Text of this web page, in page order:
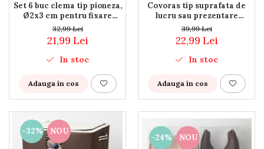
Set 6 buc clema tip pioneza,
Ø2x3 cm pentru fixare
plapuma, pilota, draperie,
perdea, prosop; previne
alunecarea articolelor de
imbracaminte organizate
pe umeras
32,99 Lei
21,99 Lei
In stoc
Adauga in cos
Covoras tip suprafata de
lucru sau prezentare
bijuteri/ceasuri, 90x45 cm,
gri, antiderapant
39,99 Lei
22,99 Lei
In stoc
Adauga in cos
-32% NOU
-24% NOU